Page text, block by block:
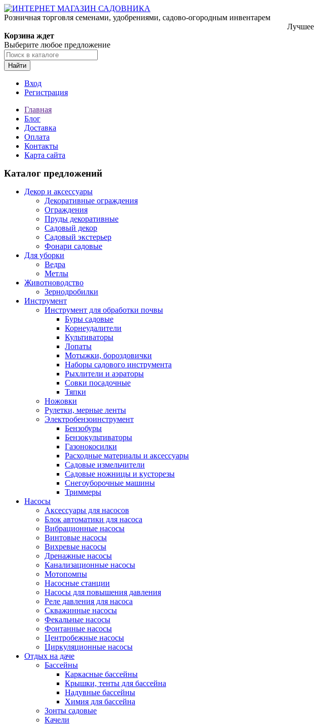
Розничная торговля семенами, удобрениями, садово-огородным инвентарем
Лучшее
Корзина ждет
Выберите любое предложение
Найти
Вход
Регистрация
Главная
Блог
Доставка
Оплата
Контакты
Карта сайта
Каталог предложений
Декор и аксессуары
Декоративные ограждения
Ограждения
Пруды декоративные
Садовый декор
Садовый экстерьер
Фонари садовые
Для уборки
Ведра
Метлы
Животноводство
Зернодробилки
Инструмент
Инструмент для обработки почвы
Буры садовые
Корнеудалители
Культиваторы
Лопаты
Мотыжки, бороздовички
Наборы садового инструмента
Рыхлители и аэраторы
Совки посадочные
Тяпки
Ножовки
Рулетки, мерные ленты
Электробензоинструмент
Бензобуры
Бензокультиваторы
Газонокосилки
Расходные материалы и аксессуары
Садовые измельчители
Садовые ножницы и кусторезы
Снегоуборочные машины
Триммеры
Насосы
Аксессуары для насосов
Блок автоматики для насоса
Вибрационные насосы
Винтовые насосы
Вихревые насосы
Дренажные насосы
Канализационные насосы
Мотопомпы
Насосные станции
Насосы для повышения давления
Реле давления для насоса
Скважинные насосы
Фекальные насосы
Фонтанные насосы
Центробежные насосы
Циркуляционные насосы
Отдых на даче
Бассейны
Каркасные бассейны
Крышки, тенты для бассейна
Надувные бассейны
Химия для бассейна
Зонты садовые
Качели